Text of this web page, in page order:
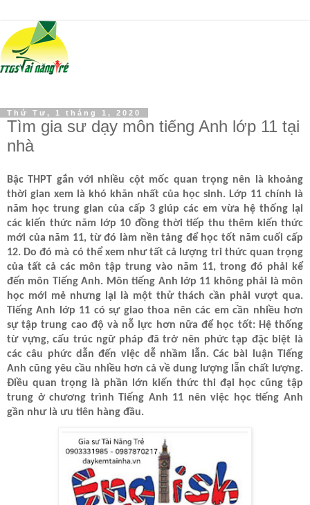
Thứ Tư, 1 tháng 1, 2020
Tìm gia sư dạy môn tiếng Anh lớp 11 tại
nhà
Bậc THPT gắn với nhiều cột mốc quan trọng nên là khoảng
thời gian xem là khó khăn nhất của học sinh. Lớp 11 chính là
năm học trung gian của cấp 3 giúp các em vừa hệ thống lại
các kiến thức năm lớp 10 đồng thời tiếp thu thêm kiến thức
mới của năm 11, từ đó làm nền tảng để học tốt năm cuối cấp
12. Do đó mà có thể xem như tất cả lượng tri thức quan trọng
của tất cả các môn tập trung vào năm 11, trong đó phải kể
đến môn Tiếng Anh. Môn tiếng Anh lớp 11 không phải là môn
học mới mẻ nhưng lại là một thử thách cần phải vượt qua.
Tiếng Anh lớp 11 có sự giao thoa nên các em cần nhiều hơn
sự tập trung cao độ và nỗ lực hơn nữa để học tốt: Hệ thống
từ vựng, cấu trúc ngữ pháp đã trở nên phức tạp đặc biệt là
các câu phức dẫn đến việc dễ nhầm lẫn. Các bài luận Tiếng
Anh cũng yêu cầu nhiều hơn cả về dung lượng lẫn chất lượng.
Điều quan trọng là phần lớn kiến thức thi đại học cũng tập
trung ở chương trình Tiếng Anh 11 nên việc học tiếng Anh
gần như là ưu tiên hàng đầu.